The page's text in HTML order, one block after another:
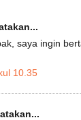
saya ingin
10.35